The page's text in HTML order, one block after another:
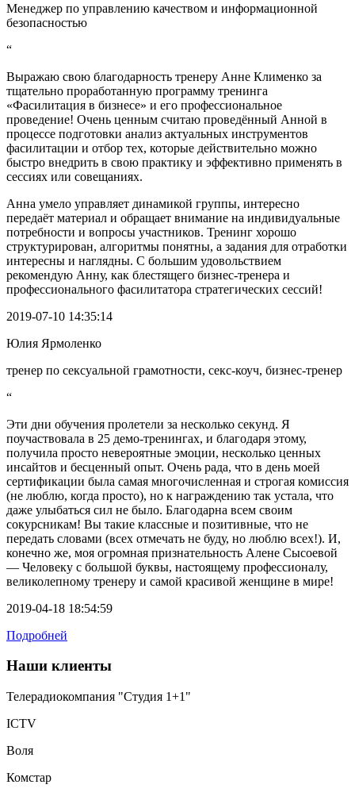
Менеджер по управлению качеством и информационной
безопасностью
“
Выражаю свою благодарность тренеру Анне Клименко за
тщательно проработанную программу тренинга
«Фасилитация в бизнесе» и его профессиональное
проведение! Очень ценным считаю проведённый Анной в
процессе подготовки анализ актуальных инструментов
фасилитации и отбор тех, которые действительно можно
быстро внедрить в свою практику и эффективно применять в
сессиях или совещаниях.
Анна умело управляет динамикой группы, интересно
передаёт материал и обращает внимание на индивидуальные
потребности и вопросы участников. Тренинг хорошо
структурирован, алгоритмы понятны, а задания для отработки
интересны и наглядны. С большим удовольствием
рекомендую Анну, как блестящего бизнес-тренера и
профессионального фасилитатора стратегических сессий!
2019-07-10 14:35:14
Юлия Ярмоленко
тренер по сексуальной грамотности, секс-коуч, бизнес-тренер
“
Эти дни обучения пролетели за несколько секунд. Я
поучаствовала в 25 демо-тренингах, и благодаря этому,
получила просто невероятные эмоции, несколько ценных
инсайтов и бесценный опыт. Очень рада, что в день моей
сертификации была самая многочисленная и строгая комиссия
(не люблю, когда просто), но к награждению так устала, что
даже улыбаться сил не было. Благодарна всем своим
сокурсникам! Вы такие классные и позитивные, что не
передать словами (всех отмечать не буду, но люблю всех!). И,
конечно же, моя огромная признательность Алене Сысоевой
— Человеку с большой буквы, настоящему профессионалу,
великолепному тренеру и самой красивой женщине в мире!
2019-04-18 18:54:59
Подробней
Наши клиенты
Телерадиокомпания "Студия 1+1"
ICTV
Воля
Комстар